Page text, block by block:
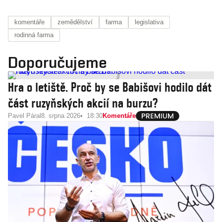
komentáře zemědělství farma
legislativa
rodinná farma
Doporučujeme
Hra o letiště. Proč by se Babišovi hodilo dát
část ruzyňských akcií na burzu?
Pavel Páral 8. srpna 2026 18:30Komentáře